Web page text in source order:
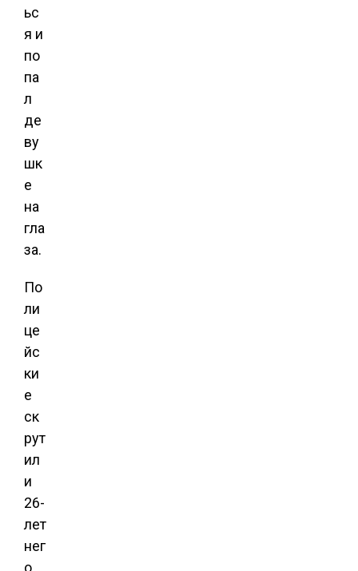
ьс
я и
по
па
л
де
ву
шк
е
на
гла
за.
По
ли
це
йс
ки
е
ск
рут
ил
и
26-
лет
нег
о